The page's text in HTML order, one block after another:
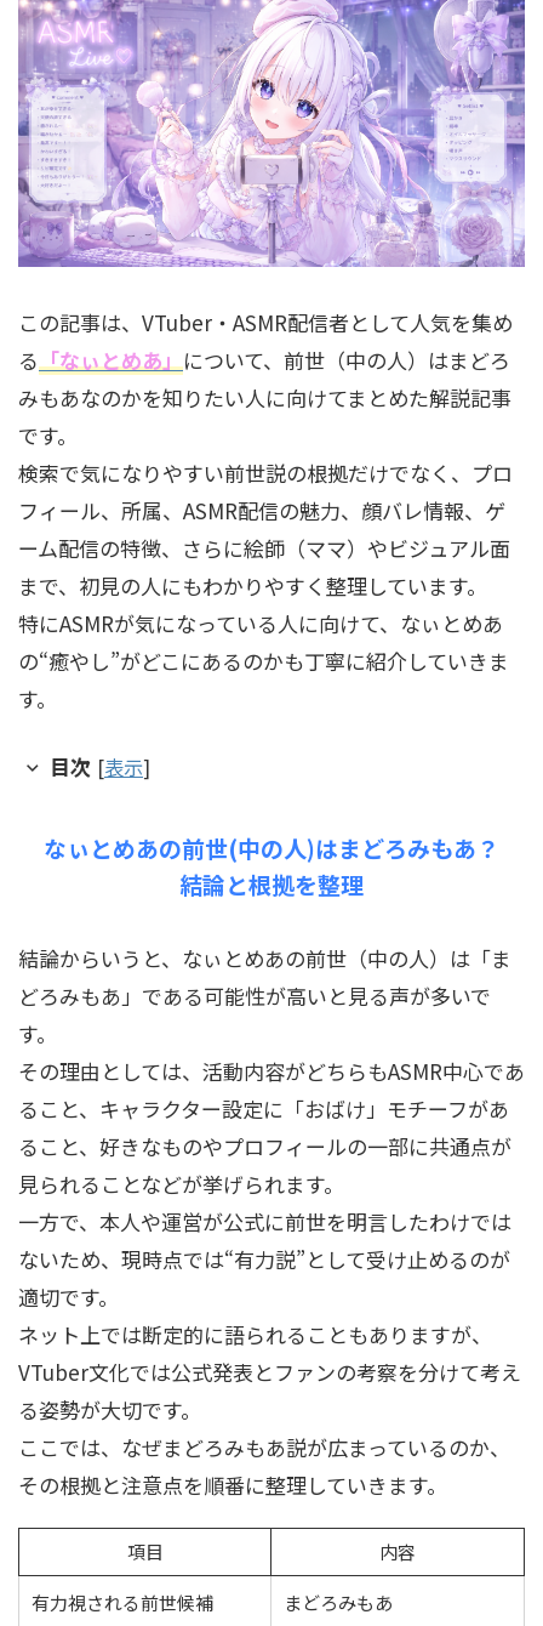
この記事は、VTuber・ASMR配信者として人気を集め
る「なぃとめあ」について、前世（中の人）はまどろ
みもあなのかを知りたい人に向けてまとめた解説記事
です。
検索で気になりやすい前世説の根拠だけでなく、プロ
フィール、所属、ASMR配信の魅力、顔バレ情報、ゲ
ーム配信の特徴、さらに絵師（ママ）やビジュアル面
まで、初見の人にもわかりやすく整理しています。
特にASMRが気になっている人に向けて、なぃとめあ
の“癒やし”がどこにあるのかも丁寧に紹介していきま
す。
目次 [表示]
なぃとめあの前世(中の人)はまどろみもあ？
結論と根拠を整理
結論からいうと、なぃとめあの前世（中の人）は「ま
どろみもあ」である可能性が高いと見る声が多いで
す。
その理由としては、活動内容がどちらもASMR中心であ
ること、キャラクター設定に「おばけ」モチーフがあ
ること、好きなものやプロフィールの一部に共通点が
見られることなどが挙げられます。
一方で、本人や運営が公式に前世を明言したわけでは
ないため、現時点では“有力説”として受け止めるのが
適切です。
ネット上では断定的に語られることもありますが、
VTuber文化では公式発表とファンの考察を分けて考え
る姿勢が大切です。
ここでは、なぜまどろみもあ説が広まっているのか、
その根拠と注意点を順番に整理していきます。
項目
内容
有力視される前世候補
まどろみもあ